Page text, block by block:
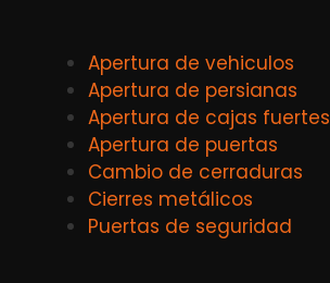
Apertura de vehiculos
Apertura de persianas
Apertura de cajas fuertes
Apertura de puertas
Cambio de cerraduras
Cierres metálicos
Puertas de seguridad